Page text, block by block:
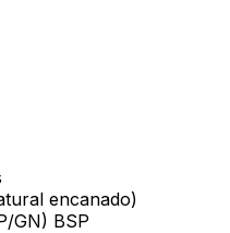
encanado)
GN) BSP